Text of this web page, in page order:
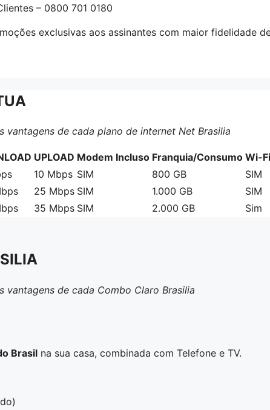
– 0800 701 0180
exclusivas aos assinantes com maior fidelidade
vantagens de cada plano de internet Net Brasilia
UPLOAD Modem Incluso Franquia/Consumo Wi-Fi
10 Mbps SIM 800 GB SIM
25 Mbps SIM 1.000 GB SIM
35 Mbps SIM 2.000 GB Sim
vantagens de cada Combo Claro Brasilia
Brasil na sua casa, combinada com Telefone e TV.